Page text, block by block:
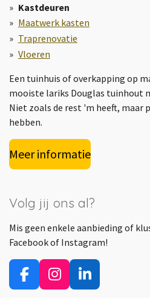
Kastdeuren
Maatwerk kasten
Traprenovatie
Vloeren
Een tuinhuis of overkapping op
mooiste lariks Douglas tuinhout
Niet zoals de rest 'm heeft, maar
hebben.
Meer informatie
Volg jij ons al?
Mis geen enkele aanbieding of
Facebook of Instagram!
F
a
I
n
L
i